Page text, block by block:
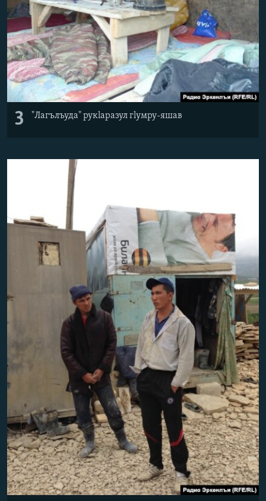
3 "Лагълъуда" рукlаразул гlумру-яшав